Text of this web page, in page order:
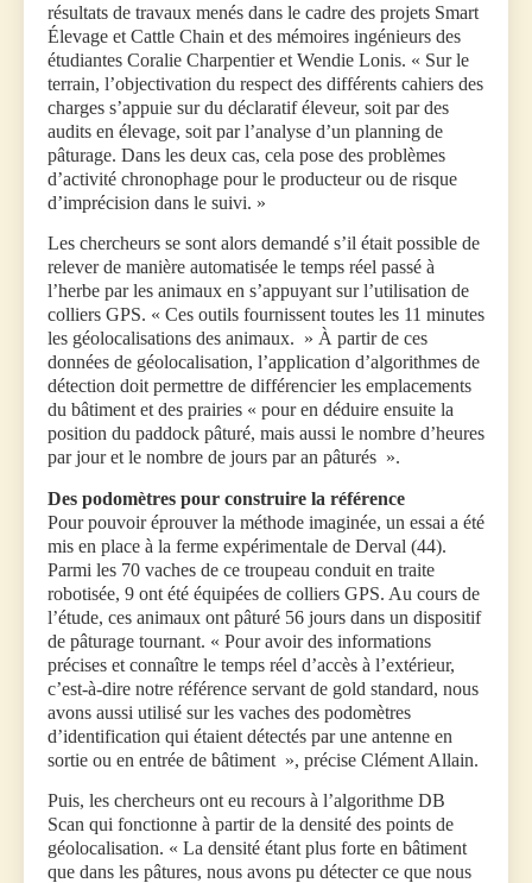
résultats de travaux menés dans le cadre des projets Smart
Élevage et Cattle Chain et des mémoires ingénieurs des
étudiantes Coralie Charpentier et Wendie Lonis. « Sur le
terrain, l’objectivation du respect des différents cahiers des
charges s’appuie sur du déclaratif éleveur, soit par des
audits en élevage, soit par l’analyse d’un planning de
pâturage. Dans les deux cas, cela pose des problèmes
d’activité chronophage pour le producteur ou de risque
d’imprécision dans le suivi. »
Les chercheurs se sont alors demandé s’il était possible de
relever de manière automatisée le temps réel passé à
l’herbe par les animaux en s’appuyant sur l’utilisation de
colliers GPS. « Ces outils fournissent toutes les 11 minutes
les géolocalisations des animaux. » À partir de ces
données de géolocalisation, l’application d’algorithmes de
détection doit permettre de différencier les emplacements
du bâtiment et des prairies « pour en déduire ensuite la
position du paddock pâturé, mais aussi le nombre d’heures
par jour et le nombre de jours par an pâturés ».
Des podomètres pour construire la référence
Pour pouvoir éprouver la méthode imaginée, un essai a été
mis en place à la ferme expérimentale de Derval (44).
Parmi les 70 vaches de ce troupeau conduit en traite
robotisée, 9 ont été équipées de colliers GPS. Au cours de
l’étude, ces animaux ont pâturé 56 jours dans un dispositif
de pâturage tournant. « Pour avoir des informations
précises et connaître le temps réel d’accès à l’extérieur,
c’est-à-dire notre référence servant de gold standard, nous
avons aussi utilisé sur les vaches des podomètres
d’identification qui étaient détectés par une antenne en
sortie ou en entrée de bâtiment », précise Clément Allain.
Puis, les chercheurs ont eu recours à l’algorithme DB
Scan qui fonctionne à partir de la densité des points de
géolocalisation. « La densité étant plus forte en bâtiment
que dans les pâtures, nous avons pu détecter ce que nous